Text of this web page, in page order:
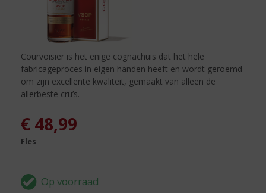
Courvoisier is het enige cognachuis dat het hele
fabricageproces in eigen handen heeft en wordt geroemd
om zijn excellente kwaliteit, gemaakt van alleen de
allerbeste cru’s.
€ 48,99
Fles